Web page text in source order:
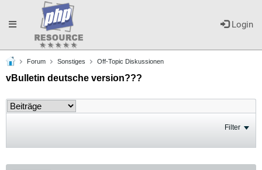
Login
Toggle
navigation
Forum Sonstiges Off-Topic Diskussionen
vBulletin deutsche version???
Filter